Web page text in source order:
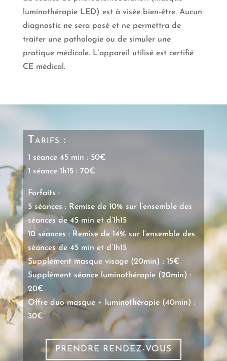
luminothérapie LED) est à visée bien-être. Aucun
diagnostic ne sera posé et ne permettra de
traiter une pathologie ou de simuler une
pratique médicale. L’appareil utilisé est certifié
CE médical.
Tarifs :
1 séance 45 min : 50€
1 séance 1h15 : 70€
Forfaits :
5 séances : Remise de 10% sur l’ensemble des
séances de 45 min et d’1h15
10 séances : Remise de 14% sur l’ensemble des
séances de 45 min et d’1h15
Supplément masque visage (20min) : 15€
Supplément séance luminothérapie (20min) :
20€
Offre duo masque + luminothérapie (40min) :
30€
PRENDRE RENDEZ-VOUS